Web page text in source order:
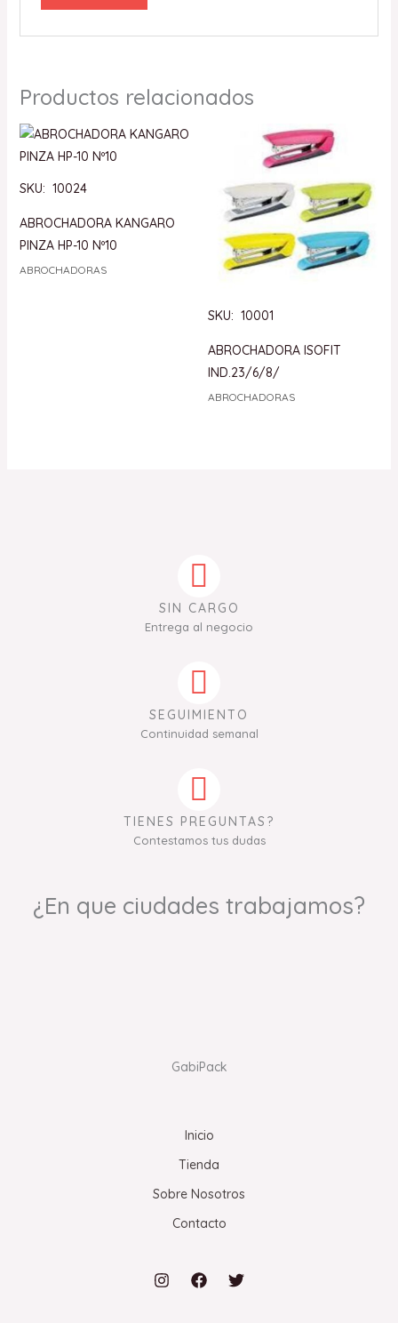
Productos relacionados
SKU: 10024
ABROCHADORA KANGARO
PINZA HP-10 Nº10
ABROCHADORAS
SKU: 10001
ABROCHADORA ISOFIT
IND.23/6/8/
ABROCHADORAS
SIN CARGO
Entrega al negocio
SEGUIMIENTO
Continuidad semanal
TIENES PREGUNTAS?
Contestamos tus dudas
¿En que ciudades trabajamos?
GabiPack
Inicio
Tienda
Sobre Nosotros
Contacto